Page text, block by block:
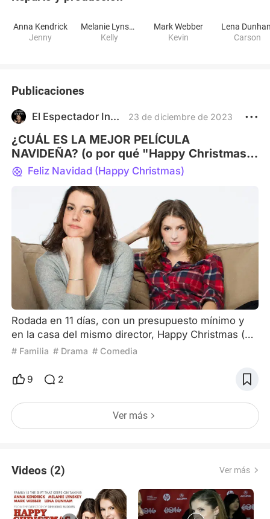
Anna Kendrick
Jenny
Melanie Lynskey
Kelly
Mark Webber
Kevin
Lena
Carson
Publicaciones
El Espectador Inquieto 23 de diciembre de 2023
¿CUÁL ES LA MEJOR PELÍCULA
NAVIDEÑA? (o por qué "Happy Christmas"
es una película importante)
Feliz Navidad (Happy Christmas)
Rodada en 11 días, con un presupuesto mínimo y
en la casa del mismo director, Happy Christmas (de
2014) es como un pequeño regalo navideño que,
sobre las relaciones humanas. Jenny (Anna
su novio. Se aloja en casa de su hermano Jeff (Joe
Swanberg, el director de la película), la esposa de
él Kelly (Melani
# Familia # Drama # Comedia
9 2
Ver más
Videos (2) Ver más